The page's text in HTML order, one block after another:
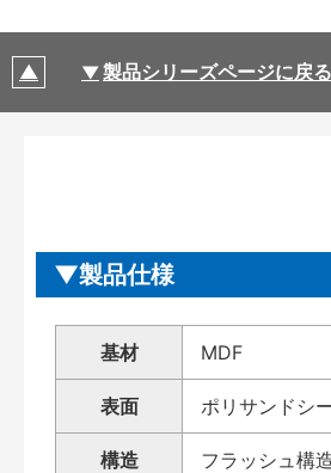
製品シリーズページに戻る
製品仕様
基材 MDF
表面 ポリサンドシ
構造
フラッシュ構